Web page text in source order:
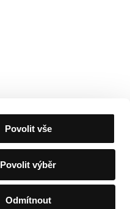
Povolit vše
Povolit výběr
Odmítnout